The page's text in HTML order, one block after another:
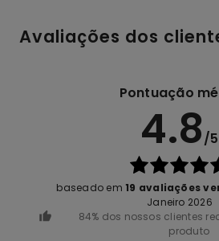
Avaliações dos
Pontuação
4.8/5
baseado em 19 avaliações
Janeiro 2026
84% dos nossos clientes
produto